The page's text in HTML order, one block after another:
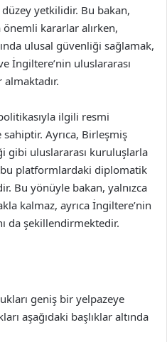
yetkilidir. Bu bakan,
önemli kararlar alırken,
ulusal güvenliği sağlamak,
İngiltere’nin uluslararası
ilgili resmi
Ayrıca, Birleşmiş
gibi uluslararası kuruluşlarla
platformlardaki diplomatik
Bu yönüyle bakan, yalnızca
kalmaz, ayrıca İngiltere’nin
da şekillendirmektedir.
geniş bir yelpazeye
aşağıdaki başlıklar altında